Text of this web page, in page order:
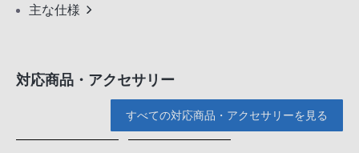
主な仕様
対応商品・アクセサリー
すべての対応商品・アクセサリーを見る